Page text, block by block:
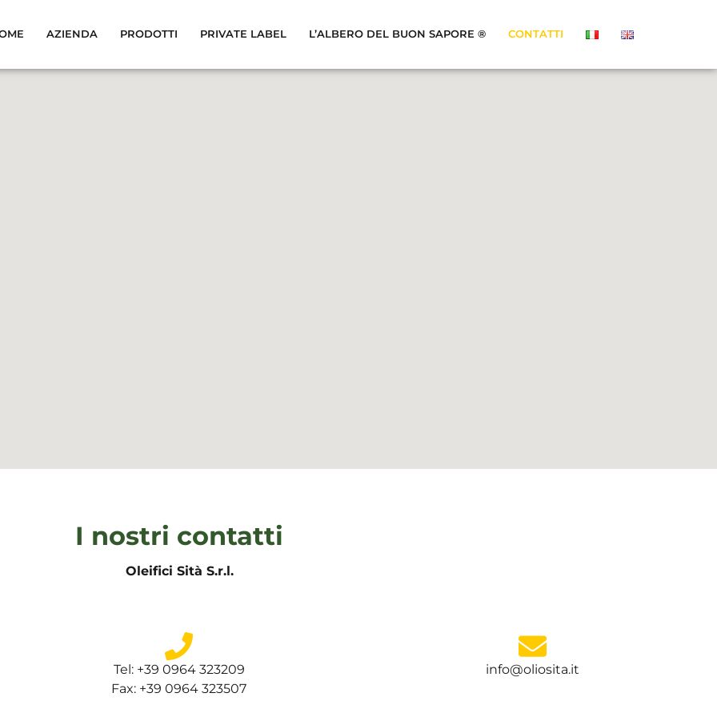
AZIENDA PRODOTTI PRIVATE LABEL L’ALBERO DEL BUON SAPORE ® CONTATTI
I nostri contatti
Oleifici Sità S.r.l.
Tel: +39 0964 323209
Fax: +39 0964 323507
info@oliosita.it